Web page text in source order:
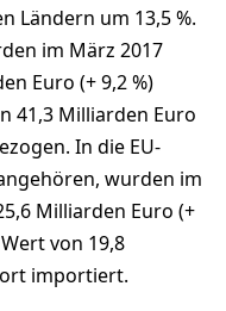
Ländern um 13,5 %.
im März 2017
Euro (+ 9,2 %)
41,3 Milliarden Euro
In die EU-
wurden im
Milliarden Euro (+
von 19,8
importiert.